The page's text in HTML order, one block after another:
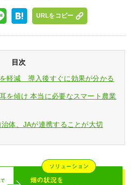
URLをコピー
目次
軽減 導入後すぐに効果が分かる
を傾け 本当に必要なスマート農業
体、JAが連携することが大切